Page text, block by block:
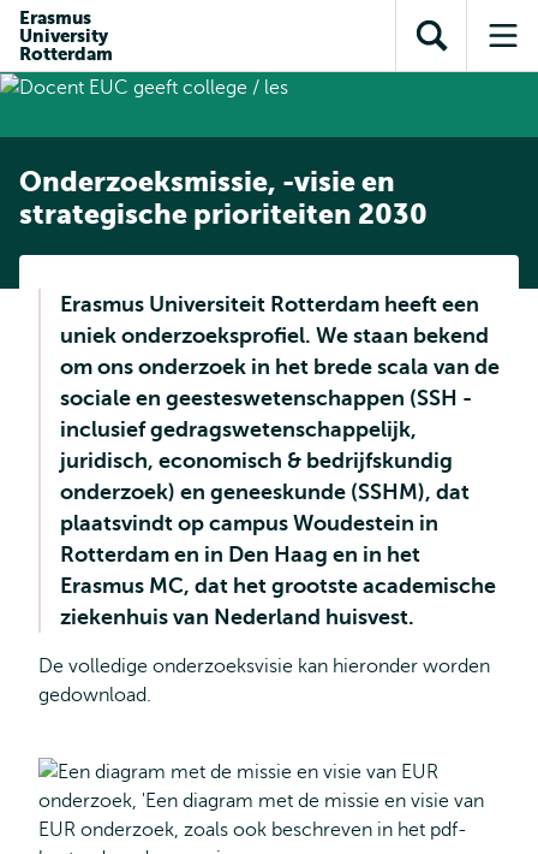
inhoud
Direct naar
subnavigatie
Erasmus
University
Rotterdam
Toon
zoekveld
Onderzoeksmissie, -visie en
strategische prioriteiten 2030
Erasmus Universiteit Rotterdam heeft een
uniek onderzoeksprofiel. We staan bekend
om ons onderzoek in het brede scala van de
sociale en geesteswetenschappen (SSH -
inclusief gedragswetenschappelijk,
juridisch, economisch & bedrijfskundig
onderzoek) en geneeskunde (SSHM), dat
plaatsvindt op campus Woudestein in
Rotterdam en in Den Haag en in het
Erasmus MC, dat het grootste academische
ziekenhuis van Nederland huisvest.
De volledige onderzoeksvisie kan hieronder worden
gedownload.